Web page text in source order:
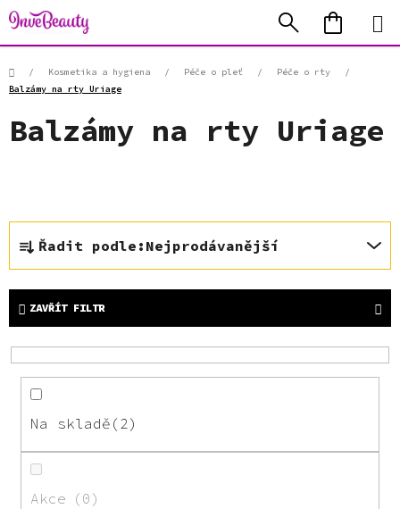
Přejít
na
obsah
Hledat
KOŠÍK
Domů/ Kosmetika a hygiena / Péče o pleť / Péče o rty
/
Balzámy na rty Uriage
Balzámy na rty Uriage
Ř
a
z
e
n
í
p
Řadit podle: Nejprodávanější
ZAVŘÍT FILTR
Na skladě 2
Akce 0